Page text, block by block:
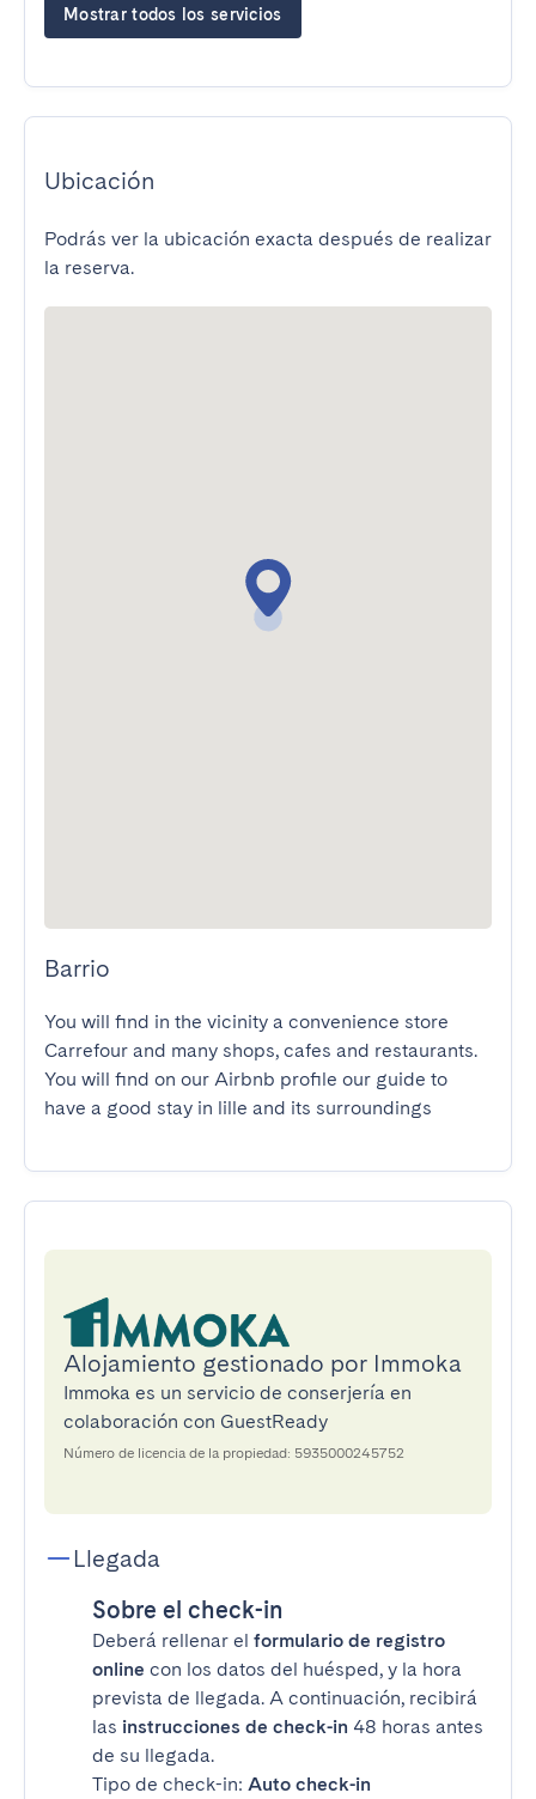
Mostrar todos los servicios
Ubicación
Podrás ver la ubicación exacta después de realizar
la reserva.
Barrio
You will find in the vicinity a convenience store
Carrefour and many shops, cafes and restaurants.
You will find on our Airbnb profile our guide to
have a good stay in lille and its surroundings
Alojamiento gestionado por Immoka
Immoka es un servicio de conserjería en
colaboración con GuestReady
Número de licencia de la propiedad: 5935000245752
Llegada
Sobre el check-in
Deberá rellenar el formulario de registro
online con los datos del huésped, y la hora
prevista de llegada. A continuación, recibirá
las instrucciones de check-in 48 horas antes
de su llegada.
Tipo de check-in: Auto check-in